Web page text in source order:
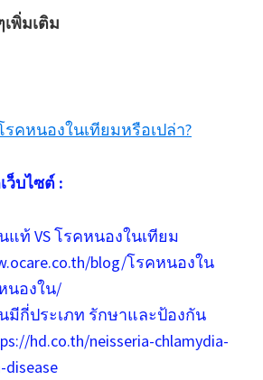
พิ่มเติม
คหนองในเทียมหรือเปล่า?
ว็บไซต์ :
แท้ VS โรคหนองในเทียม
blog/โรคหนองใน
นองใน/
มีกี่ประเภท รักษาและป้องกัน
hd.co.th/neisseria-chlamydia-
disease